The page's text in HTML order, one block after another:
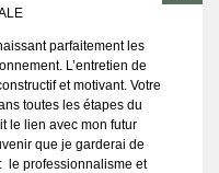
parfaitement les
L’entretien de
et motivant. Votre
toutes les étapes du
le lien avec mon futur
que je garderai de
le professionnalisme et